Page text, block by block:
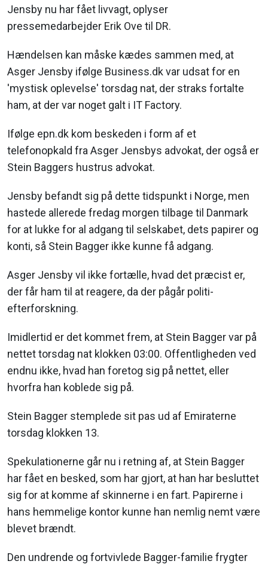
Jensby nu har fået livvagt, oplyser
pressemedarbejder Erik Ove til DR.
Hændelsen kan måske kædes sammen med, at
Asger Jensby ifølge Business.dk var udsat for en
'mystisk oplevelse' torsdag nat, der straks fortalte
ham, at der var noget galt i IT Factory.
Ifølge epn.dk kom beskeden i form af et
telefonopkald fra Asger Jensbys advokat, der også er
Stein Baggers hustrus advokat.
Jensby befandt sig på dette tidspunkt i Norge, men
hastede allerede fredag morgen tilbage til Danmark
for at lukke for al adgang til selskabet, dets papirer og
konti, så Stein Bagger ikke kunne få adgang.
Asger Jensby vil ikke fortælle, hvad det præcist er,
der får ham til at reagere, da der pågår politi-
efterforskning.
Imidlertid er det kommet frem, at Stein Bagger var på
nettet torsdag nat klokken 03:00. Offentligheden ved
endnu ikke, hvad han foretog sig på nettet, eller
hvorfra han koblede sig på.
Stein Bagger stemplede sit pas ud af Emiraterne
torsdag klokken 13.
Spekulationerne går nu i retning af, at Stein Bagger
har fået en besked, som har gjort, at han har besluttet
sig for at komme af skinnerne i en fart. Papirerne i
hans hemmelige kontor kunne han nemlig nemt være
blevet brændt.
Den undrende og fortvivlede Bagger-familie frygter